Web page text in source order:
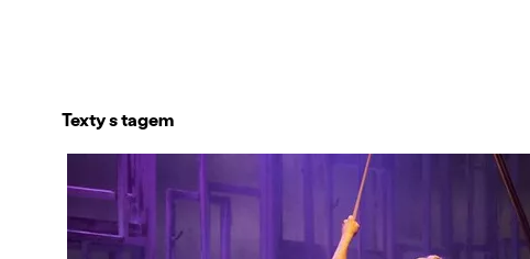
Texty s tagem